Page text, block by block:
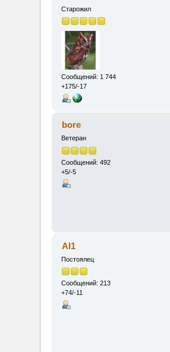
Старожил
Сообщений: 1 744
+175/-17
bore
Ветеран
Сообщений: 492
+5/-5
Al1
Постоялец
Сообщений: 213
+74/-11